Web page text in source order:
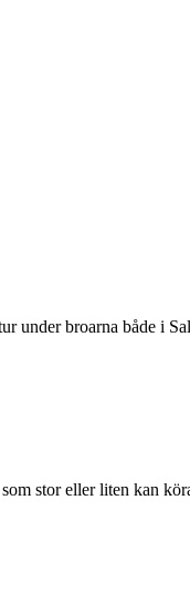
broarna både i
stor eller liten kan